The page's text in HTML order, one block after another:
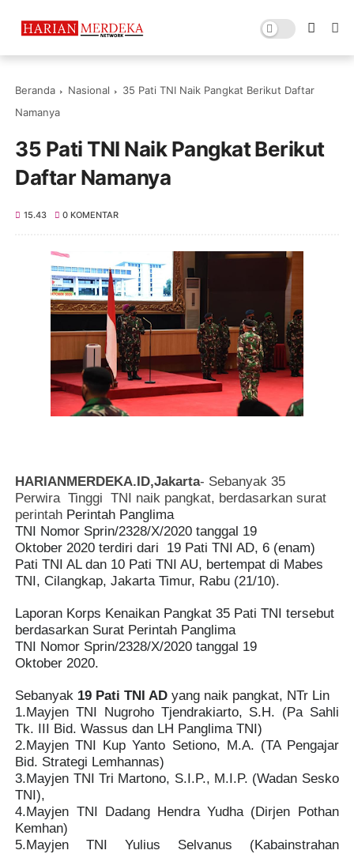
Beranda Nasional
35 Pati TNI Naik Pangkat Berikut Daftar
Namanya
35 Pati TNI Naik Pangkat Berikut
Daftar Namanya
15.43 0 KOMENTAR
HARIANMERDEKA.ID,Jakarta- Sebanyak 35
Perwira Tinggi TNI naik pangkat, berdasarkan surat
perintah Perintah Panglima
TNI Nomor Sprin/2328/X/2020tanggal 19
Oktober 2020 terdiri dari
19 Pati TNI AD, 6 (enam)
Pati TNI AL dan 10 Pati TNI AU, bertempat di Mabes
TNI, Cilangkap, Jakarta Timur, Rabu (21/10).
Laporan Korps Kenaikan Pangkat 35 Pati TNI tersebut
berdasarkan Surat Perintah Panglima
TNI Nomor Sprin/2328/X/2020tanggal 19
Oktober 2020.
Sebanyak 19 Pati TNI AD yang naik pangkat, NTr Lin
1.Mayjen TNI Nugroho Tjendrakiarto, S.H. (Pa Sahli
Tk. III Bid. Wassus dan LH Panglima TNI)
2.Mayjen TNI Kup Yanto Setiono, M.A. (TA Pengajar
Bid. Strategi Lemhannas)
3.Mayjen TNI Tri Martono, S.I.P., M.I.P. (Wadan Sesko
TNI),
4.Mayjen TNI Dadang Hendra Yudha (Dirjen Pothan
Kemhan)
5.Mayjen TNI Yulius Selvanus (Kabainstrahan